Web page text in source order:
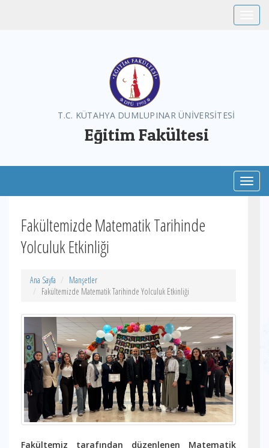
T.C. KÜTAHYA DUMLUPINAR ÜNİVERSİTESİ
Eğitim Fakültesi
Fakültemizde Matematik Tarihinde
Yolculuk Etkinliği
Ana Sayfa
Manşetler
Fakültemizde Matematik Tarihinde Yolculuk Etkinliği
Fakültemiz tarafından düzenlenen Matematik